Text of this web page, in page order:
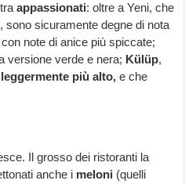
traappassionati: oltre a Yeni, che
sono sicuramente degne di nota
note di anice più spiccate;
versione verde e nera; Külüp,
più alto,e che
Il grosso dei ristoranti la
anche i meloni (quelli